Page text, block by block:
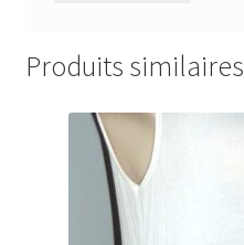
Produits similaires